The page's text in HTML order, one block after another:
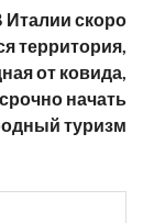
Италии скоро
территория,
от ковида,
начать
туризм